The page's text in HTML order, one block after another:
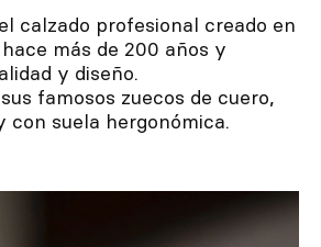
calzado profesional creado en
más de 200 años y
y diseño.
famosos zuecos de cuero,
con suela hergonómica.